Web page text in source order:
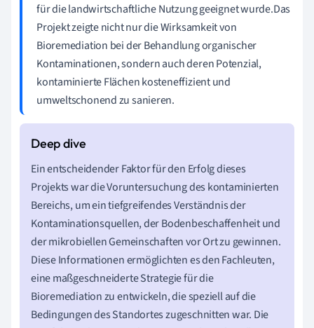
für die landwirtschaftliche Nutzung geeignet wurde.Das
Projekt zeigte nicht nur die Wirksamkeit von
Bioremediation bei der Behandlung organischer
Kontaminationen, sondern auch deren Potenzial,
kontaminierte Flächen kosteneffizient und
umweltschonend zu sanieren.
Ein entscheidender Faktor für den Erfolg dieses
Projekts war die Voruntersuchung des kontaminierten
Bereichs, um ein tiefgreifendes Verständnis der
Kontaminationsquellen, der Bodenbeschaffenheit und
der mikrobiellen Gemeinschaften vor Ort zu gewinnen.
Diese Informationen ermöglichten es den Fachleuten,
eine maßgeschneiderte Strategie für die
Bioremediation zu entwickeln, die speziell auf die
Bedingungen des Standortes zugeschnitten war. Die